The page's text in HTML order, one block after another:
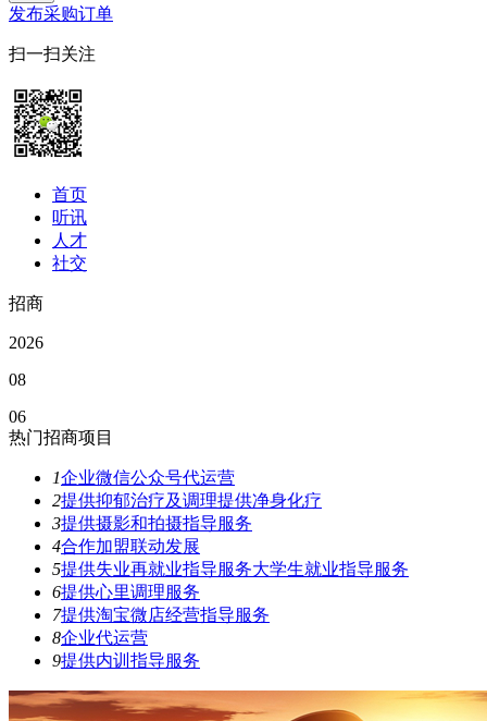
发布采购订单
扫一扫关注
首页
听讯
人才
社交
招商
2026
08
06
热门招商项目
1企业微信公众号代运营
2提供抑郁治疗及调理提供净身化疗
3提供摄影和拍摄指导服务
4合作加盟联动发展
5提供失业再就业指导服务大学生就业指导服务
6提供心里调理服务
7提供淘宝微店经营指导服务
8企业代运营
9提供内训指导服务